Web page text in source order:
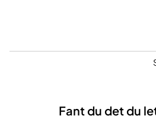
Fant du det du